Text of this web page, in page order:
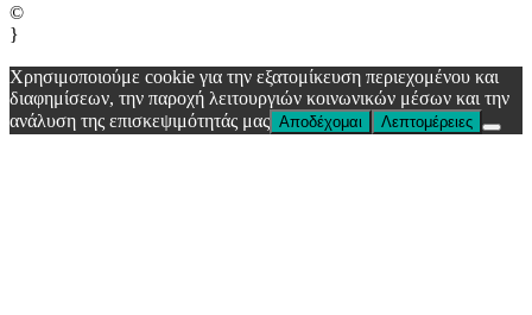
©
}
Χρησιμοποιούμε cookie για την εξατομίκευση περιεχομένου και
διαφημίσεων, την παροχή λειτουργιών κοινωνικών μέσων και την
ανάλυση της επισκεψιμότητάς μας Αποδέχομαι Λεπτομέρειες